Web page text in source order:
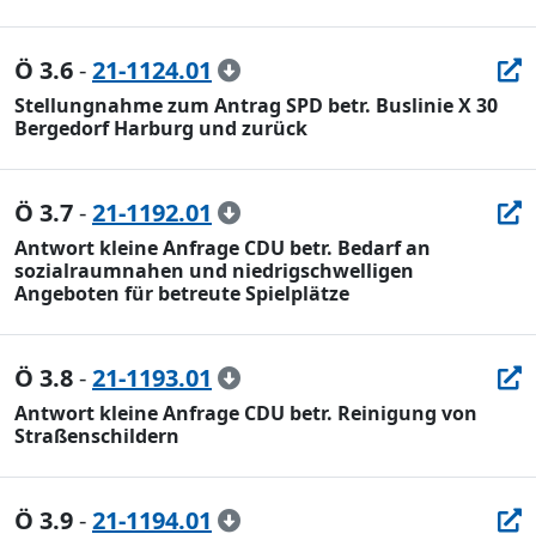
Ö 3.6-21-1124.01
Stellungnahme zum Antrag SPD betr. Buslinie X 30
Bergedorf Harburg und zurück
Ö 3.7-21-1192.01
Antwort kleine Anfrage CDU betr. Bedarf an
sozialraumnahen und niedrigschwelligen
Angeboten für betreute Spielplätze
Ö 3.8-21-1193.01
Antwort kleine Anfrage CDU betr. Reinigung von
Straßenschildern
Ö 3.9-21-1194.01